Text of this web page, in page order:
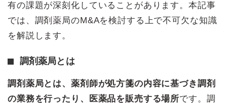
有の課題が深刻化していることがあります。本記事
では、調剤薬局のM&Aを検討する上で不可欠な知識
を解説します。
調剤薬局とは
調剤薬局とは、薬剤師が処方箋の内容に基づき調剤
の業務を行ったり、医薬品を販売する場所です。調